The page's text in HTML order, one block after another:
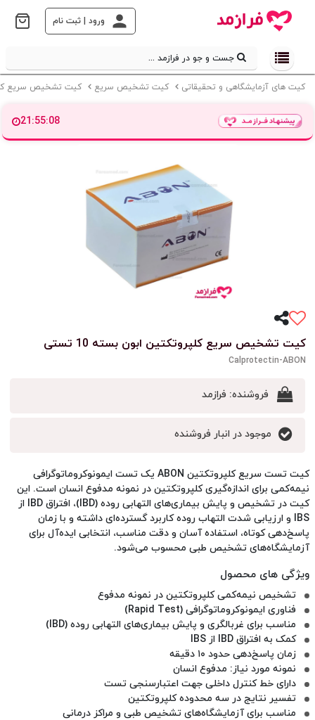
ورود | ثبت نام
جست و جو در فرازمد ...
کیت های آزمایشگاهی و تحقیقاتی کیت تشخیص سریع کیت تشخیص سریع
21:55:07
کیت تشخیص سریع کلپروتکتین ابون بسته 10 تستی
Calprotectin-ABON
کیت تست سریع کلپروتکتین ABON یک تست ایمونوکروماتوگرافی
نیمه‌کمی برای اندازه‌گیری کلپروتکتین در نمونه مدفوع انسان است. این
کیت در تشخیص و پایش بیماری‌های التهابی روده (IBD)، افتراق IBD از
IBS و ارزیابی شدت التهاب روده کاربرد گسترده‌ای داشته و با زمان
پاسخ‌دهی کوتاه، استفاده آسان و دقت مناسب، انتخابی ایده‌آل برای
آزمایشگاه‌های تشخیص طبی محسوب می‌شود.
تشخیص نیمه‌کمی کلپروتکتین در نمونه مدفوع
فناوری ایمونوکروماتوگرافی (Rapid Test)
مناسب برای غربالگری و پایش بیماری‌های التهابی روده (IBD)
کمک به افتراق IBD از IBS
زمان پاسخ‌دهی حدود ۱۰ دقیقه
نمونه مورد نیاز: مدفوع انسان
دارای خط کنترل داخلی جهت اعتبارسنجی تست
تفسیر نتایج در سه محدوده کلپروتکتین
مناسب برای آزمایشگاه‌های تشخیص طبی و مراکز درمانی
فروشنده: فرازمد
موجود در انبار فروشنده